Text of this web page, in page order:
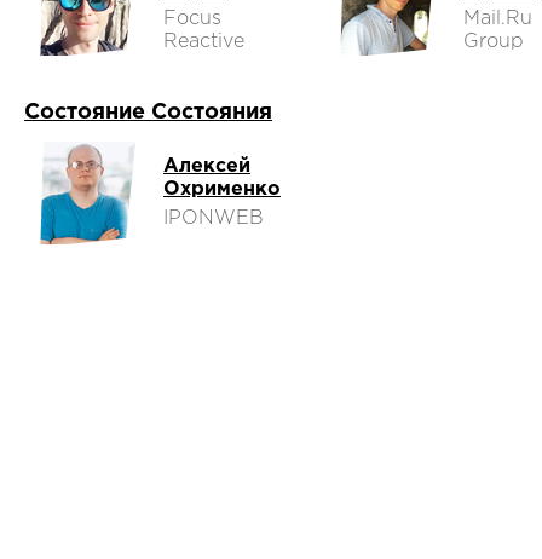
Focus
Reactive
Mail.Ru
Group
Состояние Состояния
Алексей
Охрименко
IPONWEB